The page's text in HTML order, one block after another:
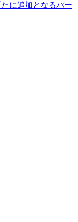
に追加となるパー